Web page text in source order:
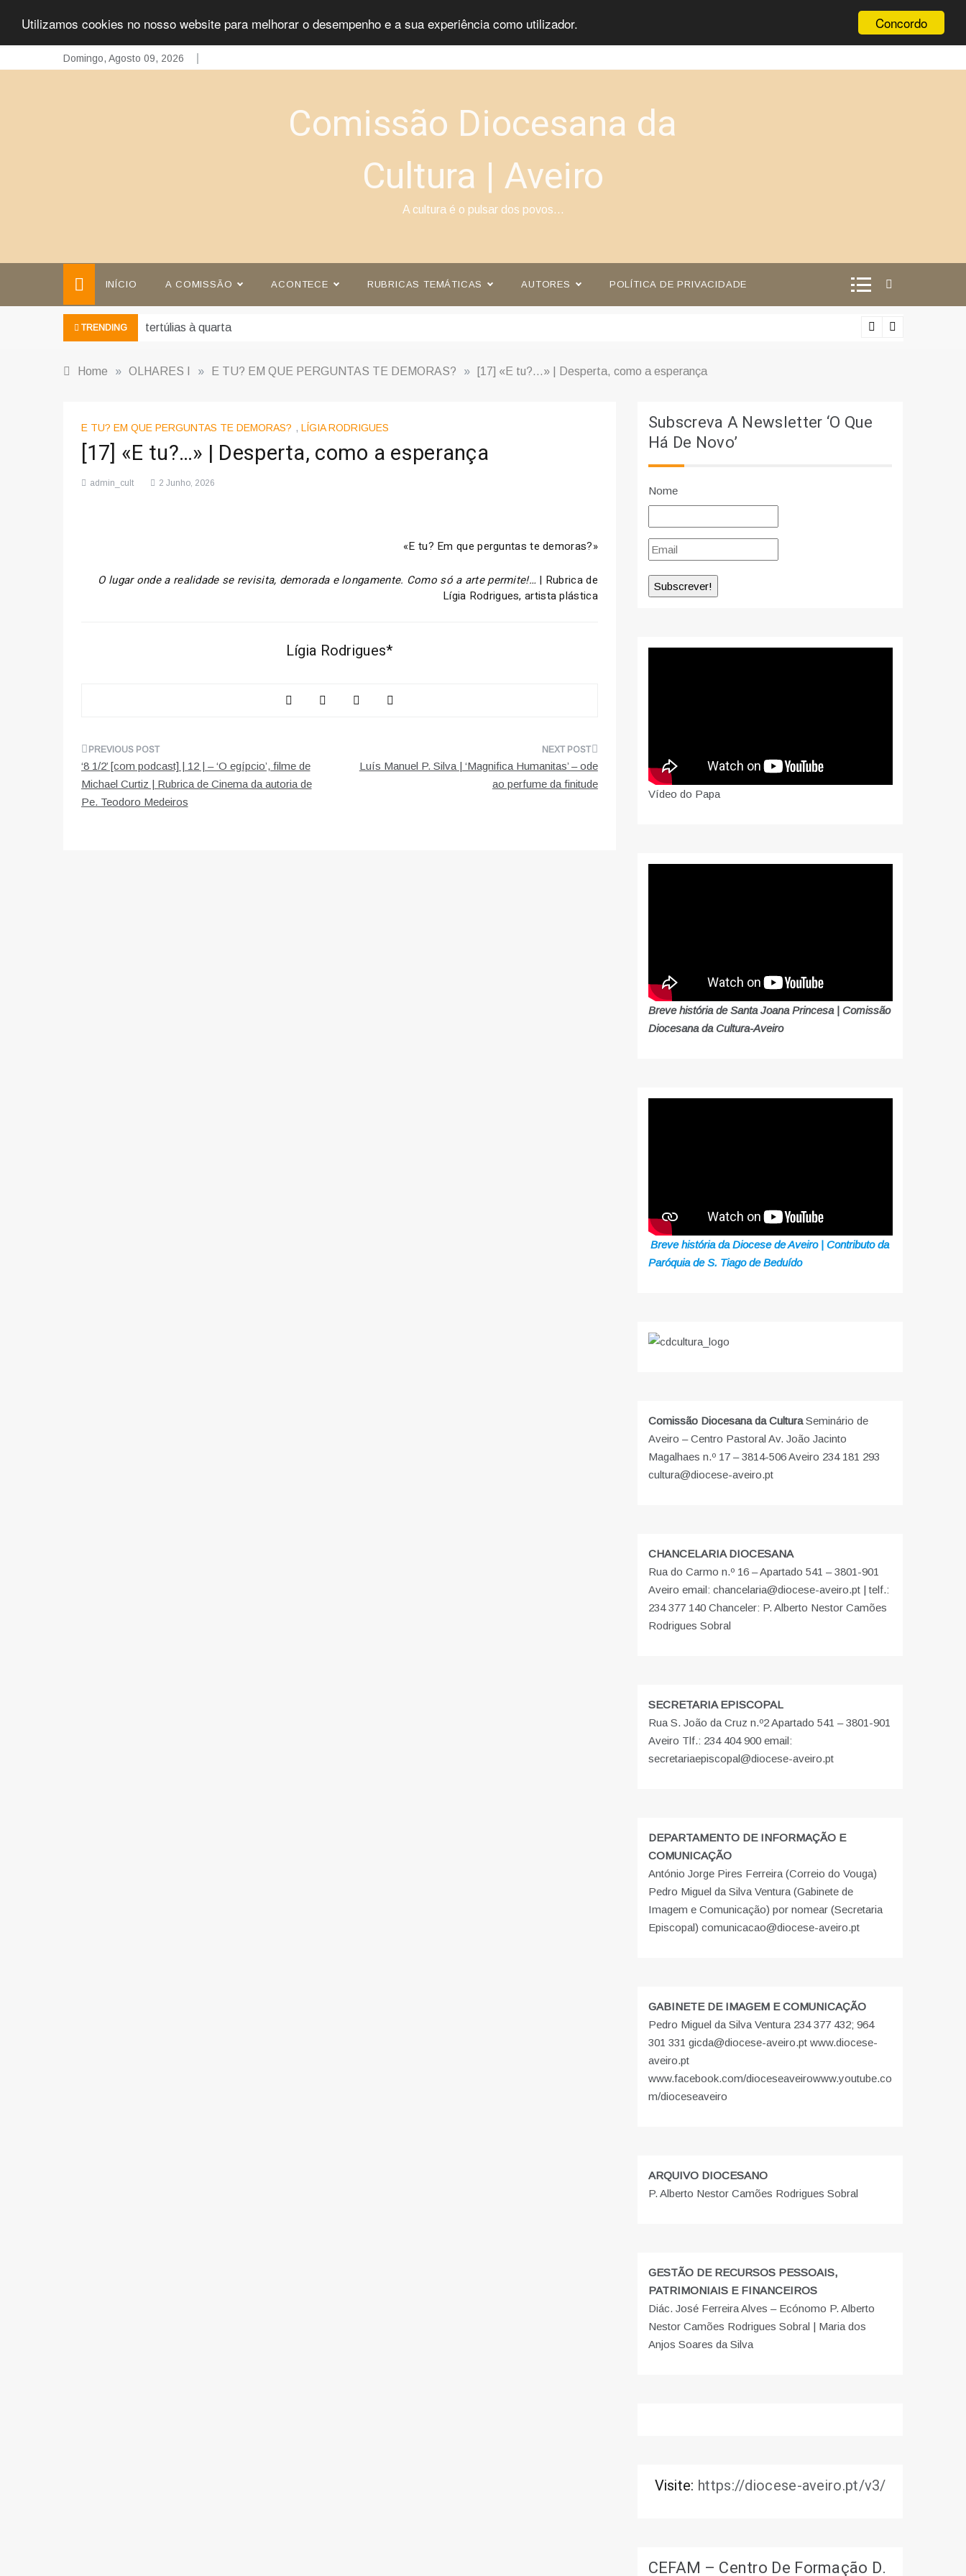
Concordo
Utilizamos cookies no nosso website para melhorar o desempenho e a sua experiência como utilizador.
to
Domingo, Agosto 09, 2026
Comissão Diocesana da
Cultura | Aveiro
A cultura é o pulsar dos povos…
INÍCIO A COMISSÃO ACONTECE RUBRICAS TEMÁTICAS AUTORES POLÍTICA DE PRIVACIDADE
TRENDING tertúlias à quarta
Home » OLHARES I » E TU? EM QUE PERGUNTAS TE DEMORAS? » [17] «E tu?…» | Desperta, como a esperança
E TU? EM QUE PERGUNTAS TE DEMORAS? , LÍGIA RODRIGUES
[17] «E tu?…» | Desperta, como a esperança
admin_cult 2 Junho, 2026
«E tu? Em que perguntas te demoras?»
O lugar onde a realidade se revisita, demorada e longamente. Como só a arte permite!… | Rubrica de
Lígia Rodrigues, artista plástica
Lígia Rodrigues*
Navegação
de
artigos
‘8 1/2’ [com podcast] | 12 | – ‘O egípcio’, filme de
Michael Curtiz | Rubrica de Cinema da autoria de
Pe. Teodoro Medeiros
Luís Manuel P. Silva | ‘Magnifica Humanitas’ – ode
ao perfume da finitude
Subscreva A Newsletter ‘O Que
Há De Novo’
Nome
Vídeo do Papa
Breve história de Santa Joana Princesa | Comissão
Diocesana da Cultura-Aveiro
Breve história da Diocese de Aveiro | Contributo da
Paróquia de S. Tiago de Beduído
Comissão Diocesana da CulturaSeminário de
Aveiro – Centro Pastoral Av. João Jacinto
Magalhaes n.º 17 – 3814-506 Aveiro 234 181 293
cultura@diocese-aveiro.pt
CHANCELARIA DIOCESANA
Rua do Carmo n.º 16 – Apartado 541 – 3801-901
Aveiro email: chancelaria@diocese-aveiro.pt | telf.:
234 377 140 Chanceler: P. Alberto Nestor Camões
Rodrigues Sobral
SECRETARIA EPISCOPAL
Rua S. João da Cruz n.º2 Apartado 541 – 3801-901
Aveiro Tlf.: 234 404 900 email:
secretariaepiscopal@diocese-aveiro.pt
DEPARTAMENTO DE INFORMAÇÃO E
COMUNICAÇÃO
António Jorge Pires Ferreira (Correio do Vouga)
Pedro Miguel da Silva Ventura (Gabinete de
Imagem e Comunicação) por nomear (Secretaria
Episcopal) comunicacao@diocese-aveiro.pt
GABINETE DE IMAGEM E COMUNICAÇÃO
Pedro Miguel da Silva Ventura 234 377 432; 964
301 331 gicda@diocese-aveiro.pt www.diocese-
aveiro.pt
www.facebook.com/dioceseaveirowww.youtube.co
m/dioceseaveiro
ARQUIVO DIOCESANO
P. Alberto Nestor Camões Rodrigues Sobral
GESTÃO DE RECURSOS PESSOAIS,
PATRIMONIAIS E FINANCEIROS
Diác. José Ferreira Alves – Ecónomo P. Alberto
Nestor Camões Rodrigues Sobral | Maria dos
Anjos Soares da Silva
Visite: https://diocese-aveiro.pt/v3/
CEFAM – Centro De Formação D.